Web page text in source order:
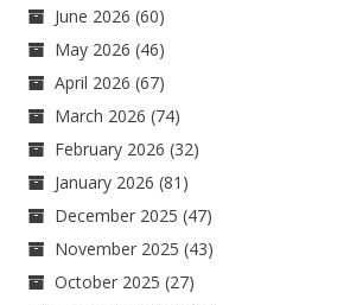
June 2026 (60)
May 2026 (46)
April 2026 (67)
March 2026 (74)
February 2026 (32)
January 2026 (81)
December 2025 (47)
November 2025 (43)
October 2025 (27)